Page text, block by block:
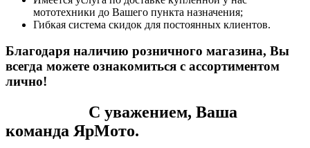
мототехники до Вашего пункта назначения;
Гибкая система скидок для постоянных клиентов.
Благодаря наличию розничного магазина, Вы
всегда можете ознакомиться с ассортиментом
лично!
С уважением, Ваша
команда ЯрМото.